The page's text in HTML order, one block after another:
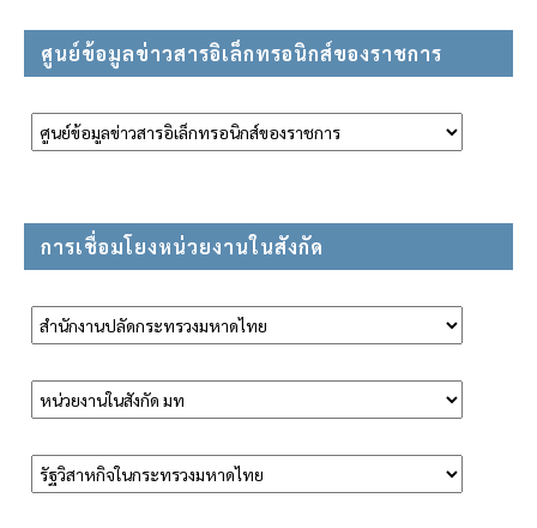
ศูนย์ข้อมูลข่าวสารอิเล็กทรอนิกส์ของราชการ
การเชื่อมโยงหน่วยงานในสังกัด